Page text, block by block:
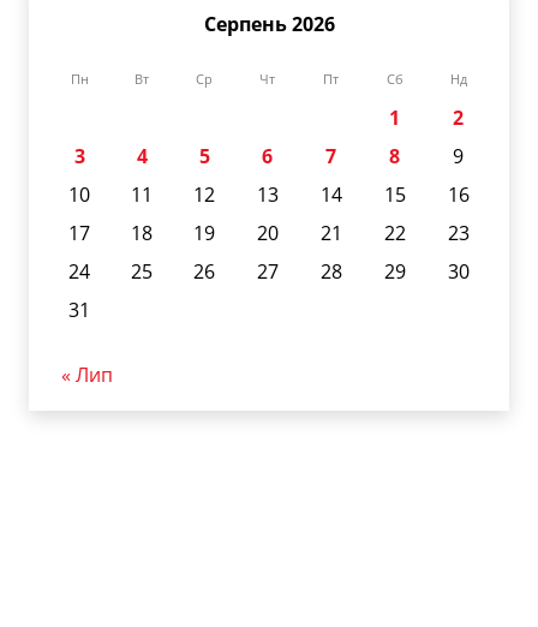
Серпень 2026
Пн Вт Ср Чт Пт Сб Нд
1
2
3
4 5 6 7 8
9
10
11 12 13 14 15
16
17
18 19 20 21 22
23
24
25 26 27 28 29
30
31
« Лип